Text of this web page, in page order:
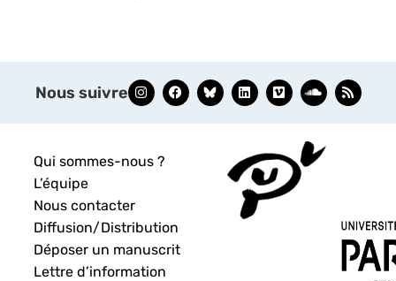
Nous suivre
Qui sommes-nous ?
L’équipe
Nous contacter
Diffusion/Distribution
Déposer un manuscrit
Lettre d’information